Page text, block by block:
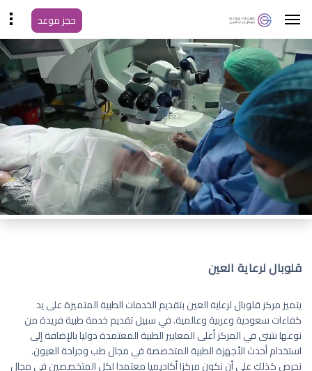
حجز موعد
قلوبال لرعاية العين
يتميز مركز قلوبال لرعاية العين بتقديم الخدمات الطبية المتميزة على يد
كفاءات سعودية وعربية وعالمية. في سبيل تقديم خدمة طبية فريدة من
نوعها نتبنى في المركز أعلى المعايير الطبية المعتمدة دوليا بالإضافة إلى
استخدام أحدث الأجهزة الطبية المتخصصة في مجال طب وجراحة العيون.
نحرص كذلك على أن نكون مركزا أكاديميا معتمدا لكل المتخصصين في مجال